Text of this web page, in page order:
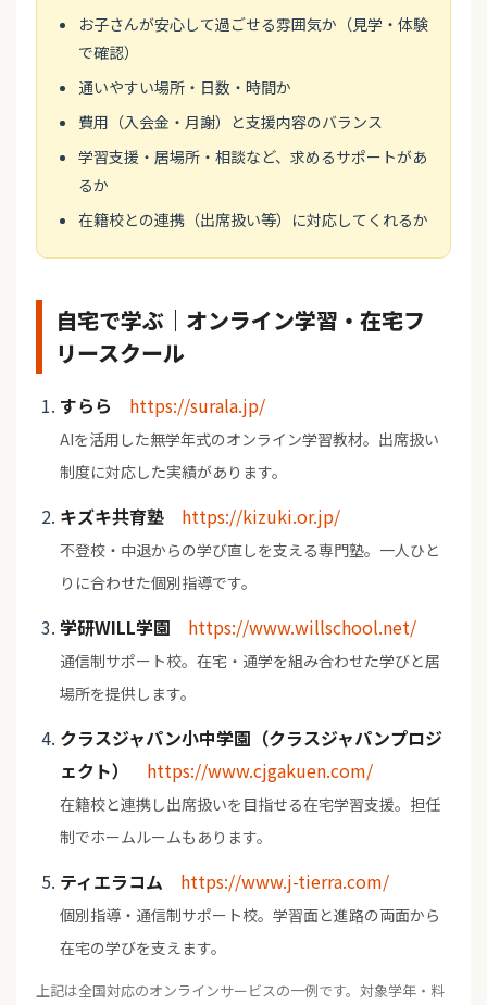
お子さんが安心して過ごせる雰囲気か（見学・体験
で確認）
通いやすい場所・日数・時間か
費用（入会金・月謝）と支援内容のバランス
学習支援・居場所・相談など、求めるサポートがあ
るか
在籍校との連携（出席扱い等）に対応してくれるか
自宅で学ぶ｜オンライン学習・在宅フ
リースクール
すらら https://surala.jp/
AIを活用した無学年式のオンライン学習教材。出席扱い
制度に対応した実績があります。
キズキ共育塾 https://kizuki.or.jp/
不登校・中退からの学び直しを支える専門塾。一人ひと
りに合わせた個別指導です。
学研WILL学園 https://www.willschool.net/
通信制サポート校。在宅・通学を組み合わせた学びと居
場所を提供します。
クラスジャパン小中学園（クラスジャパンプロジ
ェクト）
https://www.cjgakuen.com/
在籍校と連携し出席扱いを目指せる在宅学習支援。担任
制でホームルームもあります。
ティエラコム https://www.j-tierra.com/
個別指導・通信制サポート校。学習面と進路の両面から
在宅の学びを支えます。
上記は全国対応のオンラインサービスの一例です。対象学年・料